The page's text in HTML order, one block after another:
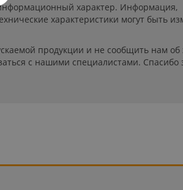
характер. Информация,
характеристики могут быть
продукции и не сообщить нам об
с нашими специалистами. Спасибо